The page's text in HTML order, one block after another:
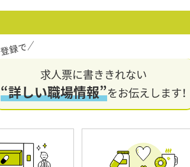
求人票に書ききれない
“詳しい職場情報”をお伝えします！